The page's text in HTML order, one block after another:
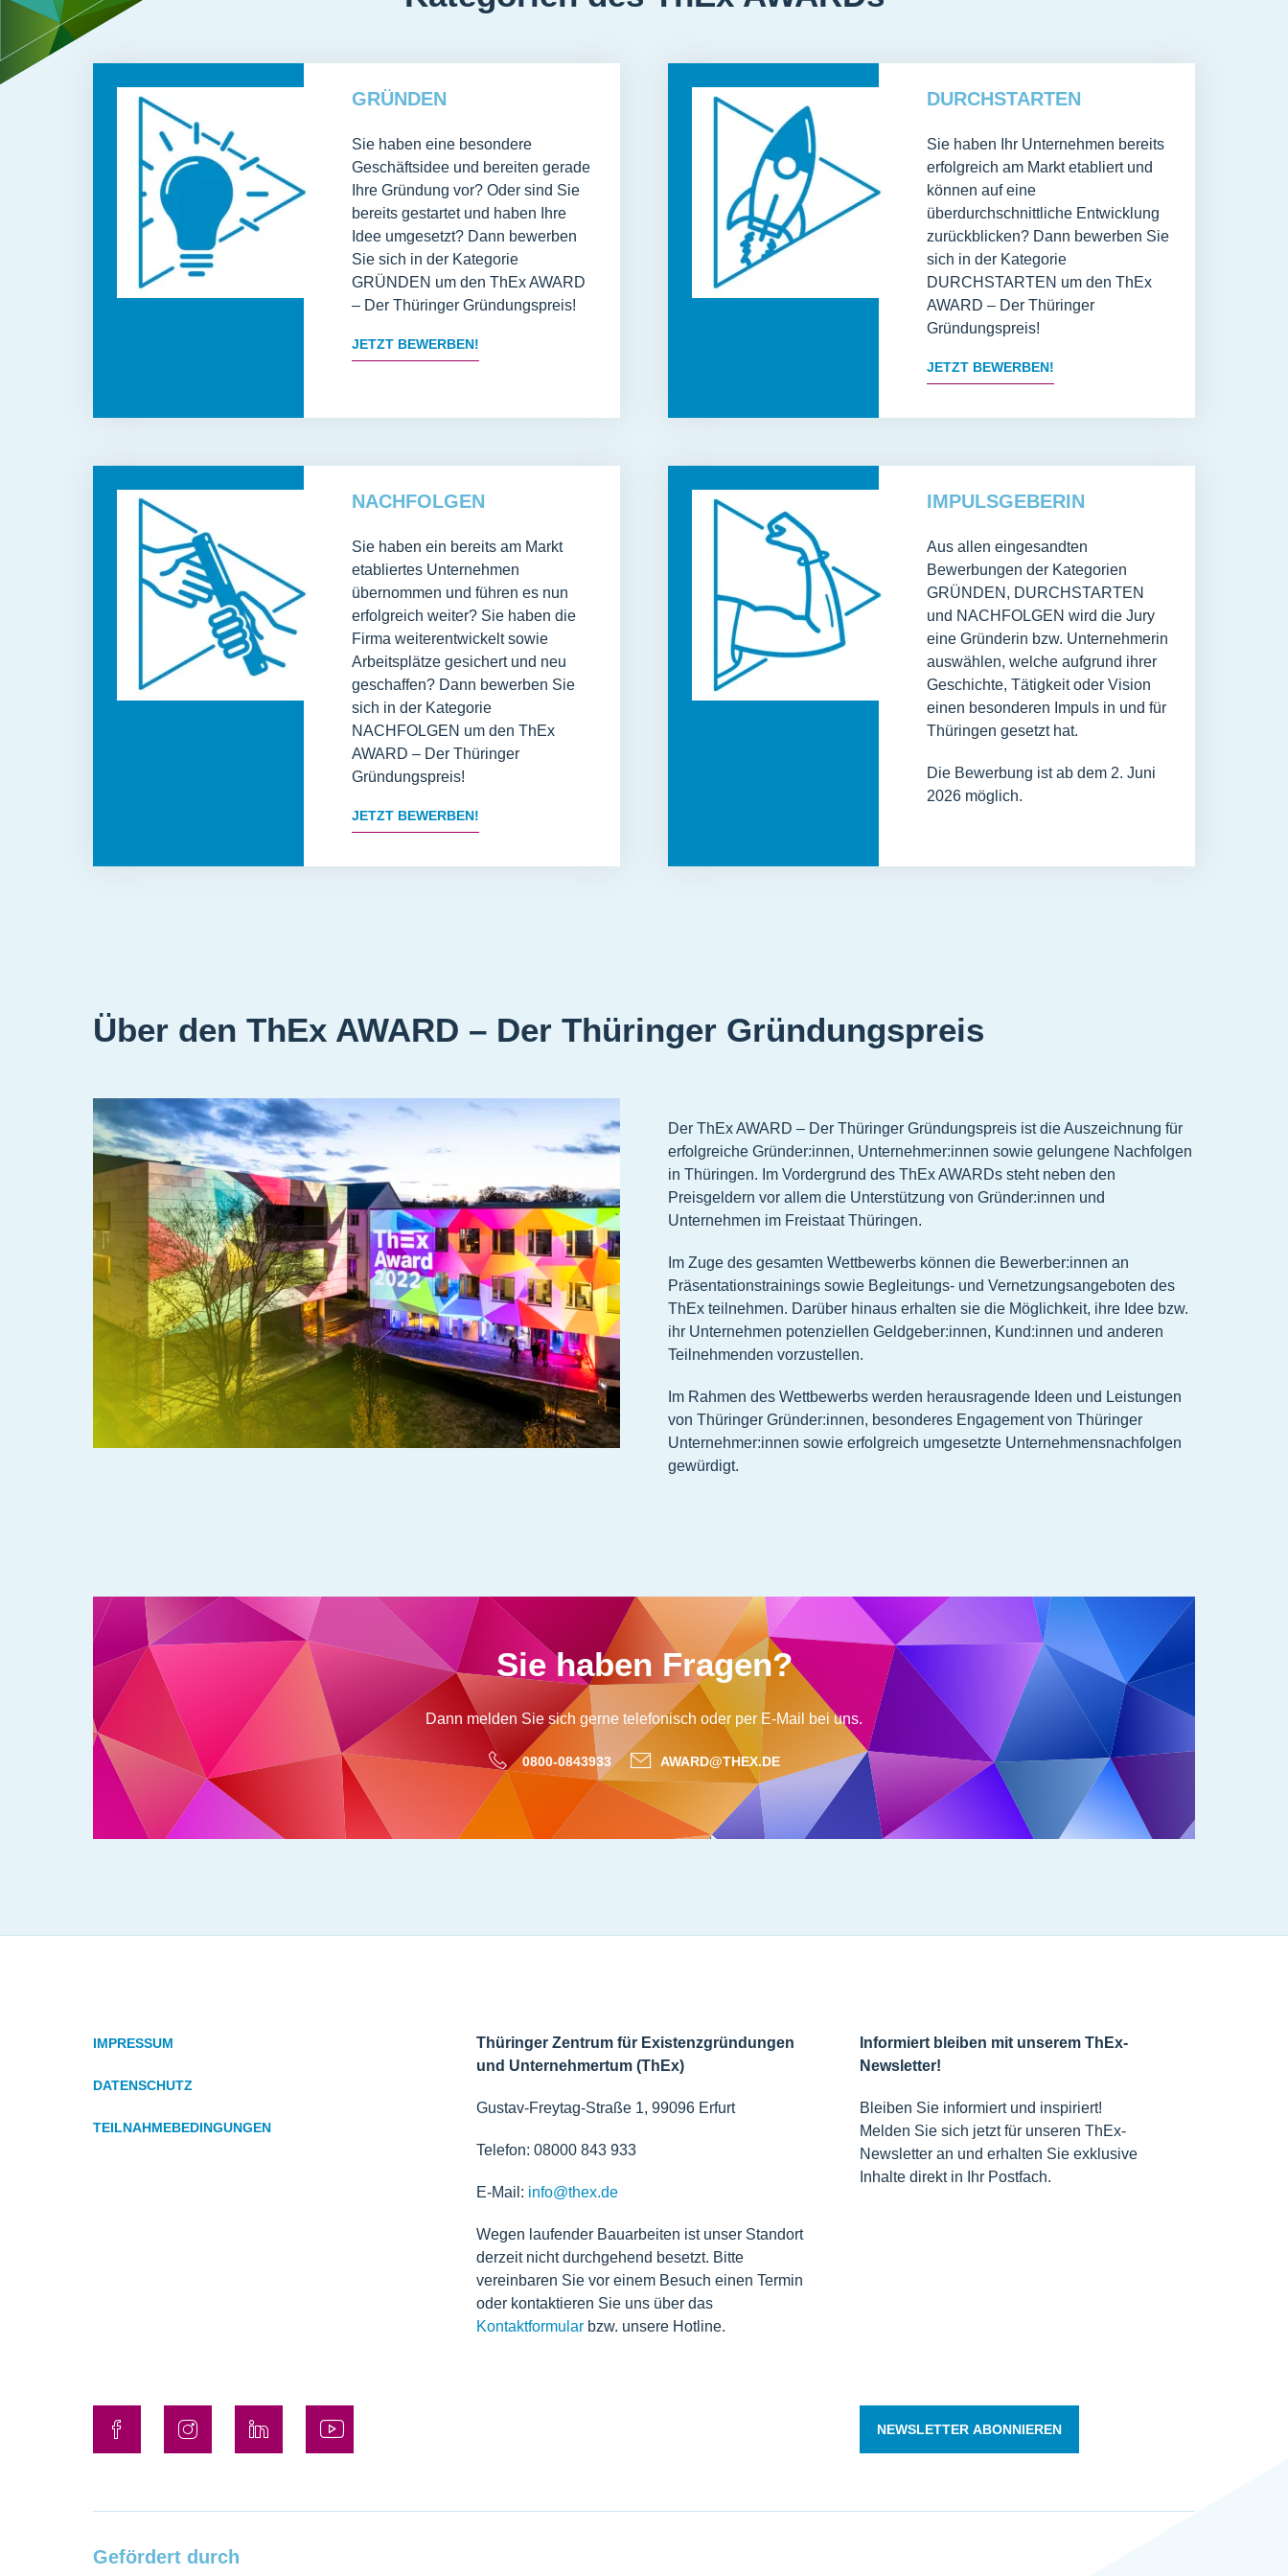
GRÜNDEN
Sie haben eine besondere
Geschäftsidee und bereiten gerade
Ihre Gründung vor? Oder sind Sie
bereits gestartet und haben Ihre
Idee umgesetzt? Dann bewerben
Sie sich in der Kategorie
GRÜNDEN um den ThEx AWARD
– Der Thüringer Gründungspreis!
JETZT BEWERBEN!
DURCHSTARTEN
Sie haben Ihr Unternehmen bereits
erfolgreich am Markt etabliert und
können auf eine
überdurchschnittliche Entwicklung
zurückblicken? Dann bewerben Sie
sich in der Kategorie
DURCHSTARTEN um den ThEx
AWARD – Der Thüringer
Gründungspreis!
JETZT BEWERBEN!
NACHFOLGEN
Sie haben ein bereits am Markt
etabliertes Unternehmen
übernommen und führen es nun
erfolgreich weiter? Sie haben die
Firma weiterentwickelt sowie
Arbeitsplätze gesichert und neu
geschaffen? Dann bewerben Sie
sich in der Kategorie
NACHFOLGEN um den ThEx
AWARD – Der Thüringer
Gründungspreis!
JETZT BEWERBEN!
IMPULSGEBERIN
Aus allen eingesandten
Bewerbungen der Kategorien
GRÜNDEN, DURCHSTARTEN
und NACHFOLGEN wird die Jury
eine Gründerin bzw. Unternehmerin
auswählen, welche aufgrund ihrer
Geschichte, Tätigkeit oder Vision
einen besonderen Impuls in und für
Thüringen gesetzt hat.
Die Bewerbung ist ab dem 2. Juni
2026 möglich.
Über den ThEx AWARD – Der Thüringer Gründungspreis
Der ThEx AWARD – Der Thüringer Gründungspreis ist die Auszeichnung für
erfolgreiche Gründer:innen, Unternehmer:innen sowie gelungene Nachfolgen
in Thüringen. Im Vordergrund des ThEx AWARDs steht neben den
Preisgeldern vor allem die Unterstützung von Gründer:innen und
Unternehmen im Freistaat Thüringen.
Im Zuge des gesamten Wettbewerbs können die Bewerber:innen an
Präsentationstrainings sowie Begleitungs- und Vernetzungsangeboten des
ThEx teilnehmen. Darüber hinaus erhalten sie die Möglichkeit, ihre Idee bzw.
ihr Unternehmen potenziellen Geldgeber:innen, Kund:innen und anderen
Teilnehmenden vorzustellen.
Im Rahmen des Wettbewerbs werden herausragende Ideen und Leistungen
von Thüringer Gründer:innen, besonderes Engagement von Thüringer
Unternehmer:innen sowie erfolgreich umgesetzte Unternehmensnachfolgen
gewürdigt.
Sie haben Fragen?
Dann melden Sie sich gerne telefonisch oder per E-Mail bei uns.
0800-0843933 AWARD@THEX.DE
IMPRESSUM
DATENSCHUTZ
TEILNAHMEBEDINGUNGEN
Thüringer Zentrum für Existenzgründungen
und Unternehmertum (ThEx)
Gustav-Freytag-Straße 1, 99096 Erfurt
Telefon: 08000 843 933
E-Mail: info@thex.de
Wegen laufender Bauarbeiten ist unser Standort
derzeit nicht durchgehend besetzt. Bitte
vereinbaren Sie vor einem Besuch einen Termin
oder kontaktieren Sie uns über das
Kontaktformularbzw. unsere Hotline.
Informiert bleiben mit unserem ThEx-
Newsletter!
Bleiben Sie informiert und inspiriert!
Melden Sie sich jetzt für unseren ThEx-
Newsletter an und erhalten Sie exklusive
Inhalte direkt in Ihr Postfach.
NEWSLETTER ABONNIEREN
Gefördert durch